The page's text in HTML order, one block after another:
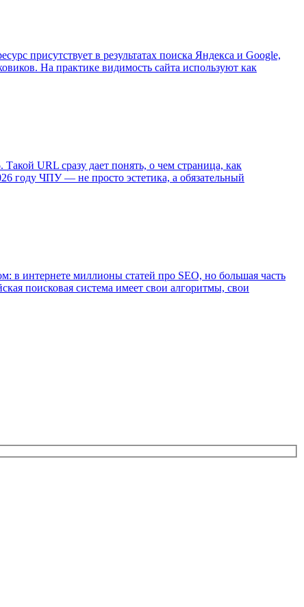
присутствует в результатах поиска Яндекса и Google,
На практике видимость сайта используют как
URL сразу дает понять, о чем страница, как
году ЧПУ — не просто эстетика, а обязательный
в интернете миллионы статей про SEO, но большая часть
поисковая система имеет свои алгоритмы, свои